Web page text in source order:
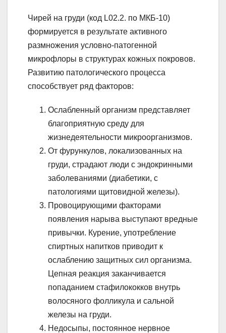
Чирей на груди (код L02.2. по МКБ-10)
формируется в результате активного
размножения условно-патогенной
микрофлоры в структурах кожных покровов.
Развитию патологического процесса
способствует ряд факторов:
Ослабленный организм представляет
благоприятную среду для
жизнедеятельности микроорганизмов.
От фурункулов, локализованных на
груди, страдают люди с эндокринными
заболеваниями (диабетики, с
патологиями щитовидной железы).
Провоцирующими факторами
появления нарыва выступают вредные
привычки. Курение, употребление
спиртных напитков приводит к
ослаблению защитных сил организма.
Цепная реакция заканчивается
попаданием стафилококков внутрь
волосяного фолликула и сальной
железы на груди.
Недосыпы, постоянное нервное